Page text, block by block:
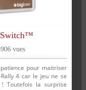
Switch™
vues
pour maitriser
4 car le jeu ne se
Toutefois la surprise